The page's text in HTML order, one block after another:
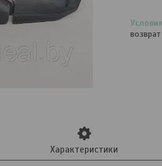
Характеристики